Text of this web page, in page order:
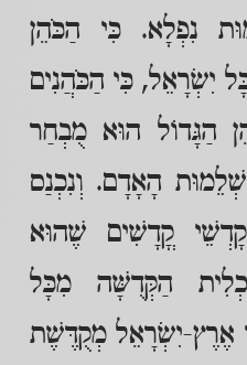
נִפְלָא. כִּי הַכֹּהֵן
יִשְׂרָאֵל, כִּי הַכֹּהֲנִים
הַגָּדוֹל הוּא מֻבְחַר
הָאָדָם. וְנִכְנַס
קָדְשֵׁי קֳדָשִׁים שֶׁהוּא
הַקְּדֻשָּׁה מִכָּל
אֶרֶץ-יִשְׂרָאֵל מְקֻדֶּשֶׁת